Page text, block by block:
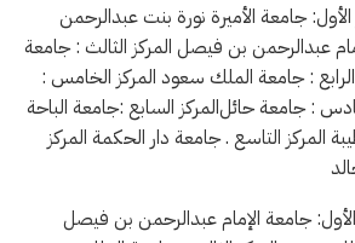
جامعة الأميرة نورة بنت عبدالرحمن
عبدالرحمن بن فيصل المركز الثالث : جامعة
الرابع : جامعة الملك سعود المركز الخامس :
: جامعة حائل المركز السابع :جامعة الباحة
المركز التاسع . جامعة دار الحكمة المركز
جامعة الإمام عبدالرحمن بن فيصل